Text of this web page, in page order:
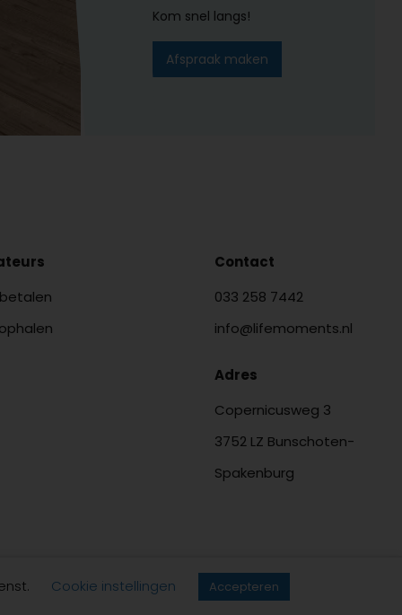
Kom snel langs!
Afspraak maken
Contact
033 258 7442
info@lifemoments.nl
Adres
Copernicusweg 3
3752 LZ Bunschoten-
Spakenburg
Cookie instellingen Accepteren